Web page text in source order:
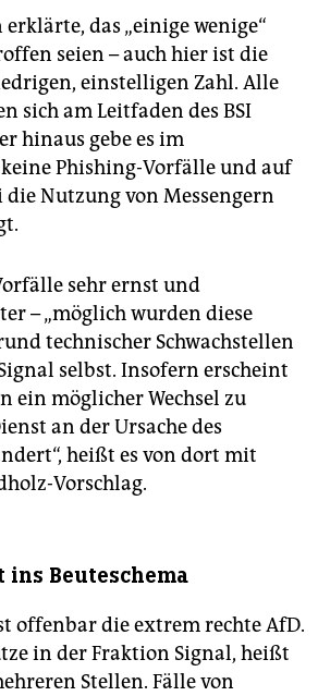
das „einige wenige“
seien – auch hier ist die
einstelligen Zahl. Alle
sich am Leitfaden des BSI
hinaus gebe es im
Phishing-Vorfälle und auf
Nutzung von Messengern
sehr ernst und
– „möglich wurden diese
technischer Schwachstellen
selbst. Insofern erscheint
ein möglicher Wechsel zu
an der Ursache des
heißt es von dort mit
Vorschlag.
ins Beuteschema
offenbar die extrem rechte AfD.
in der Fraktion Signal, heißt
Stellen. Fälle von